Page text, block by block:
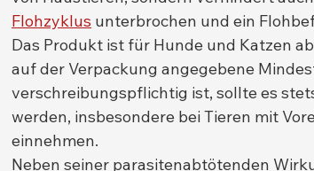
Flohzyklus unterbrochen und ein
Das Produkt ist für Hunde und Katzen
auf der Verpackung angegebene
verschreibungspflichtig ist, sollte es
werden, insbesondere bei Tieren mit
einnehmen.
Neben seiner parasitenabtötenden